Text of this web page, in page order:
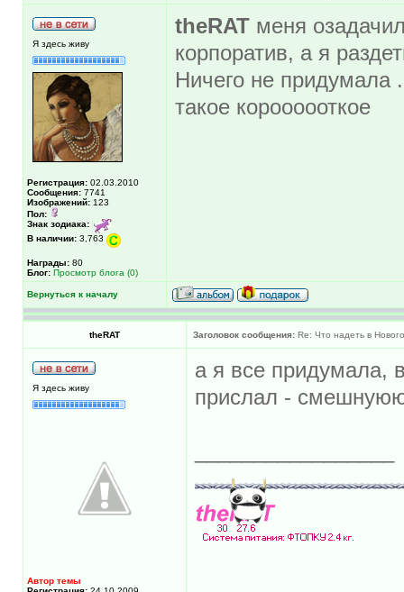
Я здесь живу
Регистрация: 02.03.2010
Сообщения: 7741
Изображений: 123
Пол:
Знак зодиака:
В наличии: 3,763
Награды: 80
Блог: Просмотр блога (0)
theRAT меня
корпоратив, а я
Ничего не придумала
такое короооооткое
Вернуться к началу
theRAT Заголовок сообщения: Re: Что надеть в
Я здесь живу
Автор темы
а я все придумала,
прислал -